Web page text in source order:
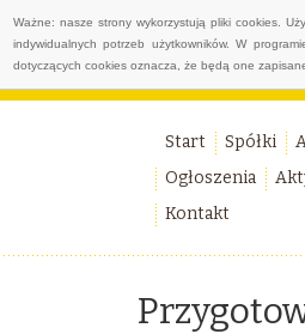
Ważne: nasze strony wykorzystują pliki cookies.
indywidualnych potrzeb użytkowników. W
dotyczących cookies oznacza, że będą one
Start Spółki
Ogłoszenia
Kontakt